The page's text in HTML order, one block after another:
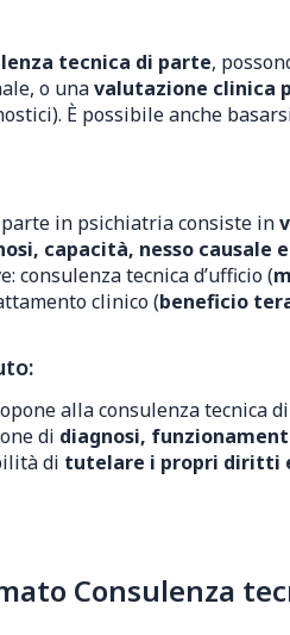
tecnica di parte,
o unavalutazione clinica
È possibile anche
in psichiatria consiste in
capacità, nesso causale
consulenza tecnica d’ufficio (
clinico (beneficio
alla consulenza tecnica
di diagnosi,
di tutelare i propri diritti
Consulenza